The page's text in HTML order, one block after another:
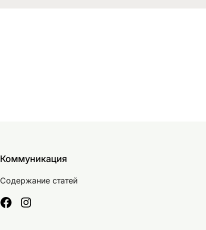
Коммуникация
Содержание статей